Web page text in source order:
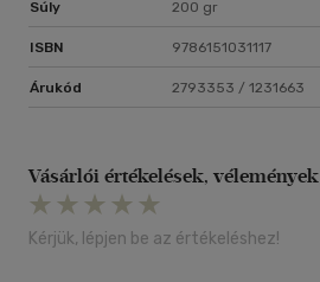
Súly 200 gr
ISBN 9786151031117
Árukód 2793353 / 1231663
Vásárlói értékelések, vélemények
Kérjük, lépjen be az értékeléshez!